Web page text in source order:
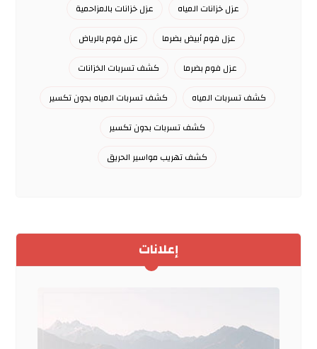
عزل خزانات المياه
عزل خزانات بالمزاحمية
عزل فوم أبيض بضرما
عزل فوم بالرياض
عزل فوم بضرما
كشف تسربات الخزانات
كشف تسربات المياه
كشف تسربات المياه بدون تكسير
كشف تسربات بدون تكسير
كشف تهريب مواسير الحريق
إعلانات